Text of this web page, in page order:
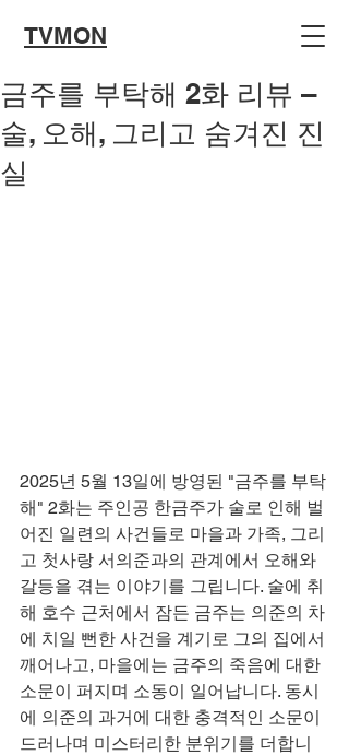
TVMON
금주를 부탁해 2화 리뷰 –
술, 오해, 그리고 숨겨진 진
실
2025년 5월 13일에 방영된 "금주를 부탁
해" 2화는 주인공 한금주가 술로 인해 벌
어진 일련의 사건들로 마을과 가족, 그리
고 첫사랑 서의준과의 관계에서 오해와
갈등을 겪는 이야기를 그립니다. 술에 취
해 호수 근처에서 잠든 금주는 의준의 차
에 치일 뻔한 사건을 계기로 그의 집에서
깨어나고, 마을에는 금주의 죽음에 대한
소문이 퍼지며 소동이 일어납니다. 동시
에 의준의 과거에 대한 충격적인 소문이
드러나며 미스터리한 분위기를 더합니